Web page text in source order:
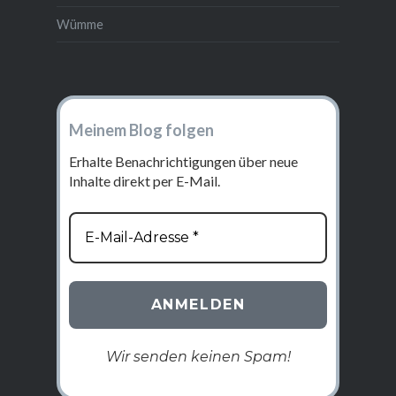
Wümme
Meinem Blog folgen
Erhalte Benachrichtigungen über neue
Inhalte direkt per E-Mail.
Wir senden keinen Spam!